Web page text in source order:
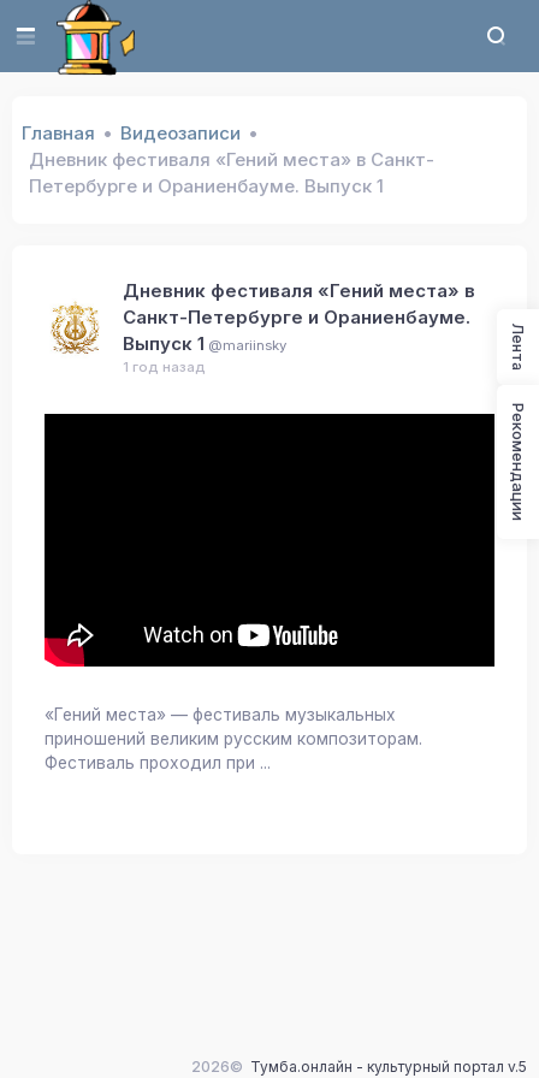
Главная
Видеозаписи
Дневник фестиваля «Гений места» в Санкт-
Петербурге и Ораниенбауме. Выпуск 1
Дневник фестиваля «Гений места» в
Санкт-Петербурге и Ораниенбауме.
Выпуск 1 @mariinsky
1 год назад
«Гений места» — фестиваль музыкальных
приношений великим русским композиторам.
Фестиваль проходил при ...
2026© Тумба.онлайн - культурный портал v.5
Лента
Рекомендации